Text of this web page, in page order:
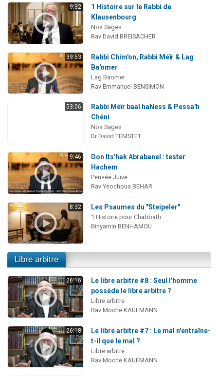
9:32
1 Histoire sur le Rabbi de
Klausenbourg
Nos Sages
Rav David BREISACHER
39:53
Rabbi Chim'on, Rabbi Méïr & Lag
Ba'omer
Lag Baomer
Rav Emmanuel BENSIMON
53:06
Rabbi Méïr baal haNess & Pessa'h
Chéni
Nos Sages
Dr David TEMSTET
9:46
Don Its'hak Abrabanel : tester
Hachem
Pensée Juive
Rav Yéochoua BEHAR
8:32 Les Psaumes du "Steipeler"
1 Histoire pour Chabbath
Binyamin BENHAMOU
Libre arbitre
26:16
Le libre arbitre #8 : Seul l'homme
possède le libre arbitre ?
Libre arbitre
Rav Moché KAUFMANN
26:18
Le libre arbitre #7 : Le mal n'entraîne-
t-il que le mal ?
Libre arbitre
Rav Moché KAUFMANN